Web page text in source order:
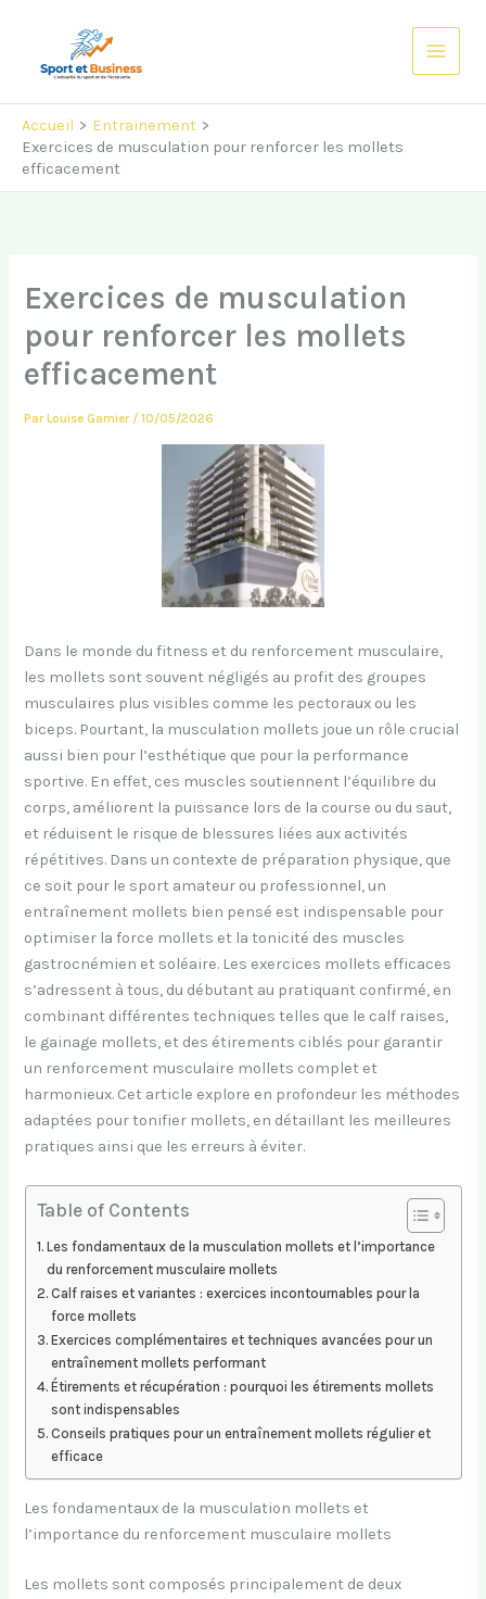
contenu
Accueil
Entrainement
Exercices de musculation pour renforcer les mollets
efficacement
Exercices de musculation
pour renforcer les mollets
efficacement
ParLouise Garnier /10/05/2026
Dans le monde du fitness et du renforcement musculaire,
les mollets sont souvent négligés au profit des groupes
musculaires plus visibles comme les pectoraux ou les
biceps. Pourtant, la musculation mollets joue un rôle crucial
aussi bien pour l’esthétique que pour la performance
sportive. En effet, ces muscles soutiennent l’équilibre du
corps, améliorent la puissance lors de la course ou du saut,
et réduisent le risque de blessures liées aux activités
répétitives. Dans un contexte de préparation physique, que
ce soit pour le sport amateur ou professionnel, un
entraînement mollets bien pensé est indispensable pour
optimiser la force mollets et la tonicité des muscles
gastrocnémien et soléaire. Les exercices mollets efficaces
s’adressent à tous, du débutant au pratiquant confirmé, en
combinant différentes techniques telles que le calf raises,
le gainage mollets, et des étirements ciblés pour garantir
un renforcement musculaire mollets complet et
harmonieux. Cet article explore en profondeur les méthodes
adaptées pour tonifier mollets, en détaillant les meilleures
pratiques ainsi que les erreurs à éviter.
Table of Contents
Les fondamentaux de la musculation mollets et l’importance
du renforcement musculaire mollets
Calf raises et variantes : exercices incontournables pour la
force mollets
Exercices complémentaires et techniques avancées pour un
entraînement mollets performant
Étirements et récupération : pourquoi les étirements mollets
sont indispensables
Conseils pratiques pour un entraînement mollets régulier et
efficace
Les fondamentaux de la musculation mollets et
l’importance du renforcement musculaire mollets
Les mollets sont composés principalement de deux